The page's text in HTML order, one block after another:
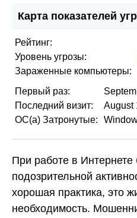
Карта показателей
Рейтинг:
Уровень угрозы:
Зараженные компьютеры:
Первый раз:
Последний визит:
August
ОС(а) Затронутые:
При работе в
подозрительной
хорошая практика, это
необходимость.